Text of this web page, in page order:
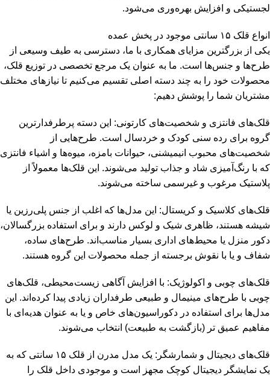
لجستیکی و افزایش بهره‌وری می‌شود.
انواع قلک ۱۵ سانتی موجود در پخش عمده
یکی از بزرگترین مزایای همکاری با ما، دسترسی به طیف وسیعی از
طرح‌ها و جنس‌ها است. ما به عنوان یک مرجع تخصصی در توزیع قلک،
محصولات خود را به چند دسته اصلی تقسیم می‌کنیم تا نیازهای مختلف
مشتریان شما را پوشش دهیم:
قلک‌های فانتزی و شخصیت‌های کارتونی: این دسته پرطرفدارترین
گروه برای رده سنی کودک و خردسال است. طرح‌هایی از
شخصیت‌های محبوب انیمیشنی، حیوانات بامزه، میوه‌ها و اشیاء فانتزی
که با رنگ‌آمیزی شاد و جذاب تولید می‌شوند. این قلک‌ها معمولاً از
پلاستیک مرغوب و غیرسمی ساخته می‌شوند.
قلک‌های کلاسیک و کریستال: این مدل‌ها که اغلب از جنس پلی‌رزین یا
شیشه هستند، ظاهری شیک و لوکس دارند و برای استفاده بزرگسالان،
دکور منزل یا محیط‌های اداری بسیار مناسب‌اند. طرح‌های ساده،
شفاف و یا با نقوش برجسته از جمله محصولات این گروه هستند.
قلک‌های چوبی و اکولوژیک: با افزایش آگاهی زیست‌محیطی، قلک‌های
چوبی با طرح‌های مینیمال و طبیعی طرفداران زیادی پیدا کرده‌اند. این
مدل‌ها برای استفاده در دکوراسیون‌های خاص و یا به عنوان هدیه‌ای با
مفاهیم عمیق تر (بازگشت به طبیعت) انتخاب می‌شوند.
قلک‌های دیجیتال و شمارشگر: یک مدل مدرن از قلک ۱۵ سانتی که به
یک نمایشگر دیجیتال کوچک مجهز است و موجودی داخل قلک را